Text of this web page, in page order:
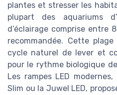
plantes et stresser les
plupart des aquariums
d’éclairage comprise entre
recommandée. Cette
cycle naturel de lever et
pour le rythme biologique
Les rampes LED
Slim ou la Juwel LED,